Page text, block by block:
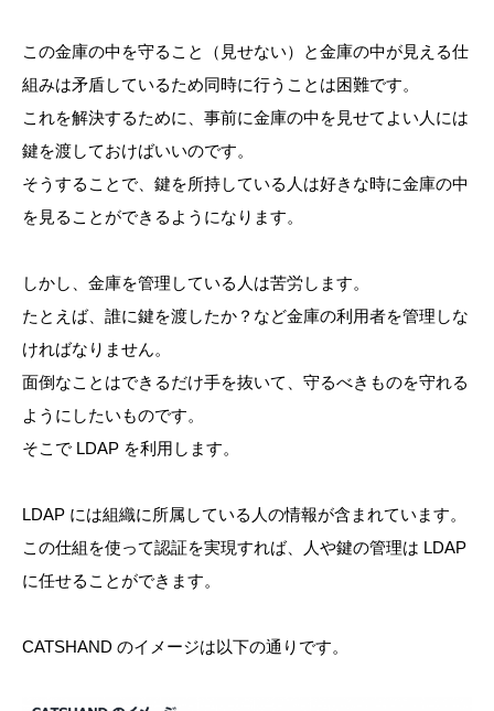
この金庫の中を守ること（見せない）と金庫の中が見える仕
組みは矛盾しているため同時に行うことは困難です。
これを解決するために、事前に金庫の中を見せてよい人には
鍵を渡しておけばいいのです。
そうすることで、鍵を所持している人は好きな時に金庫の中
を見ることができるようになります。
しかし、金庫を管理している人は苦労します。
たとえば、誰に鍵を渡したか？など金庫の利用者を管理しな
ければなりません。
面倒なことはできるだけ手を抜いて、守るべきものを守れる
ようにしたいものです。
そこで LDAP を利用します。
LDAP には組織に所属している人の情報が含まれています。
この仕組を使って認証を実現すれば、人や鍵の管理は LDAP
に任せることができます。
CATSHAND のイメージは以下の通りです。